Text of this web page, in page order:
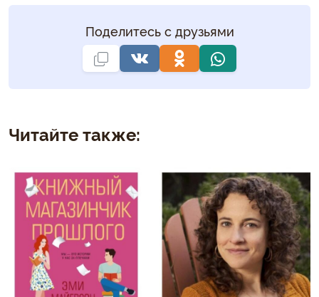
Поделитесь с друзьями
Читайте также: